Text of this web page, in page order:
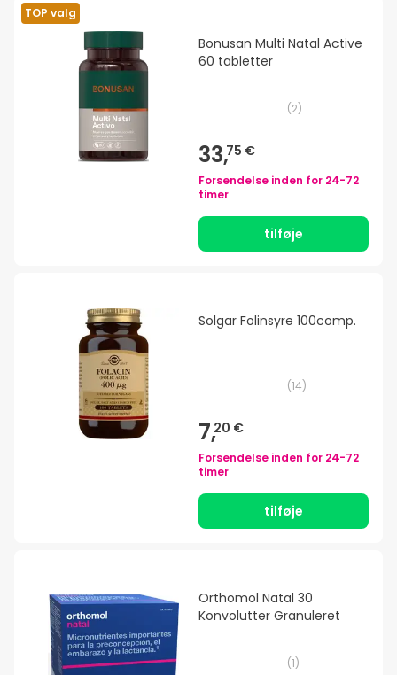
TOP valg
Bonusan Multi Natal Active
60 tabletter
(2)
33,75 €
Forsendelse inden for 24-72
timer
tilføje
Solgar Folinsyre 100comp.
(14)
7,20 €
Forsendelse inden for 24-72
timer
tilføje
Orthomol Natal 30
Konvolutter Granuleret
(1)